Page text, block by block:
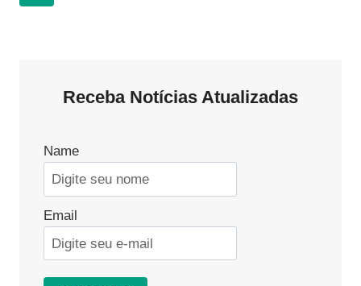
Receba Notícias Atualizadas
Name
Email